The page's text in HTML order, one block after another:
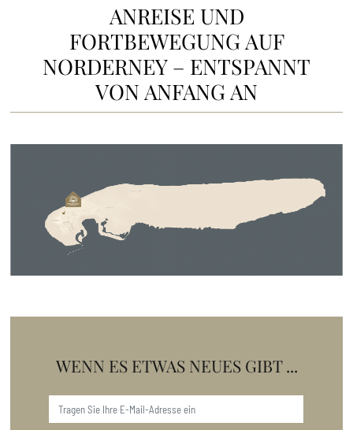
ANREISE UND
FORTBEWEGUNG AUF
NORDERNEY – ENTSPANNT
VON ANFANG AN
WENN ES ETWAS NEUES GIBT ...